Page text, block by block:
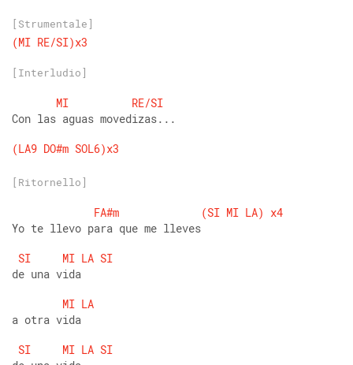
[Strumentale]
(MI RE/SI)x3
[Interludio]
MI
RE/SI
Con las aguas movedizas...
(LA9 DO#m SOL6)x3
[Ritornello]
FA#m (SI MI LA) x4
Yo te llevo para que me lleves
SI
MI LA SI
de una vida
MI LA
a otra vida
SI
MI LA SI